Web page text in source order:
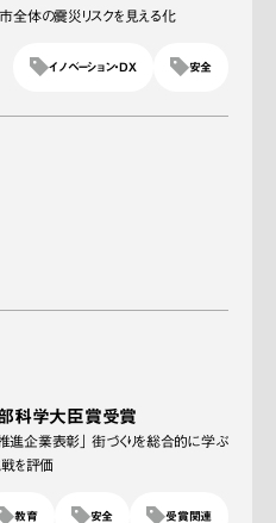
全体の震災リスクを見える化
安全
イノベーション・DX
部科学大臣賞受賞
企業表彰」 街づくりを総合的に学ぶ
戦を評価
受賞関連
安全
教育